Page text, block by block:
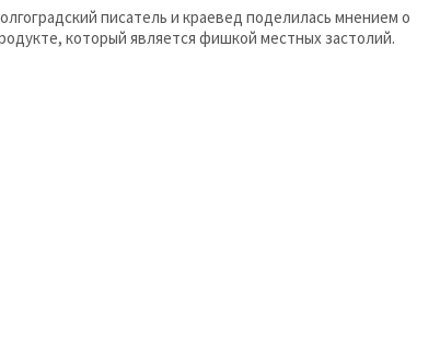
писатель и краевед поделилась мнением о
который является фишкой местных застолий.